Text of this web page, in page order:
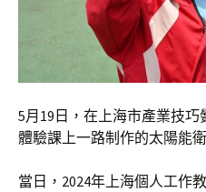
5月19日，在上海市產業技
體驗課上一路制作的太陽能衛
當日，2024年上海個人工作